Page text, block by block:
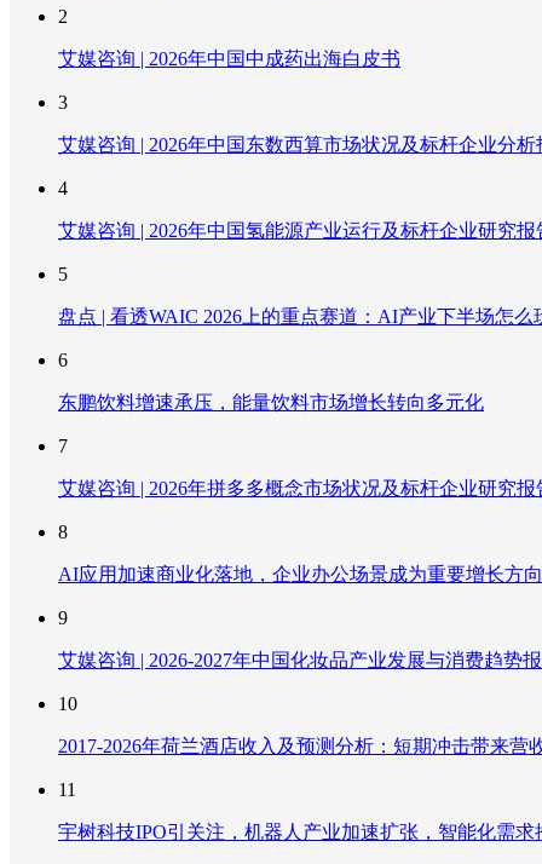
2
艾媒咨询 | 2026年中国中成药出海白皮书
3
艾媒咨询 | 2026年中国东数西算市场状况及标杆企业分析
4
艾媒咨询 | 2026年中国氢能源产业运行及标杆企业研究报
5
盘点 | 看透WAIC 2026上的重点赛道：AI产业下半场怎么
6
东鹏饮料增速承压，能量饮料市场增长转向多元化
7
艾媒咨询 | 2026年拼多多概念市场状况及标杆企业研究报
8
AI应用加速商业化落地，企业办公场景成为重要增长方向
9
艾媒咨询 | 2026-2027年中国化妆品产业发展与消费趋势
10
2017-2026年荷兰酒店收入及预测分析：短期冲击带来
11
宇树科技IPO引关注，机器人产业加速扩张，智能化需求